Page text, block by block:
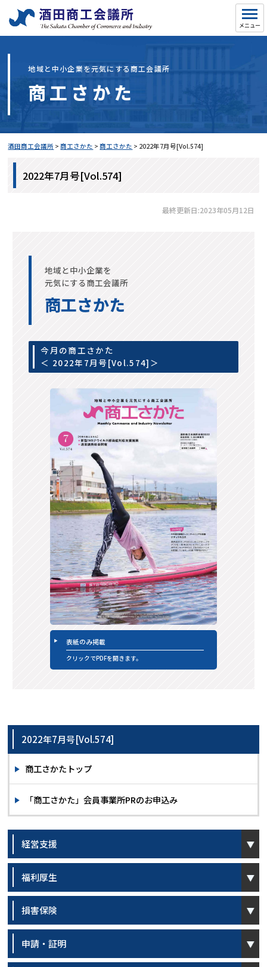
地域と中小企業を元気にする商工会議所
商工さかた
酒田商工会議所 >商工さかた >商工さかた > 2022年7月号[Vol.574]
2022年7月号[Vol.574]
最終更新日:2023年05月12日
地域と中小企業を
元気にする商工会議所
商工さかた
今月の商工さかた
＜ 2022年7月号[Vol.574]＞
表紙のみ掲載
クリックでPDFを開きます。
2022年7月号[Vol.574]
商工さかたトップ
「商工さかた」会員事業所PRのお申込み
経営支援
福利厚生
損害保険
申請・証明